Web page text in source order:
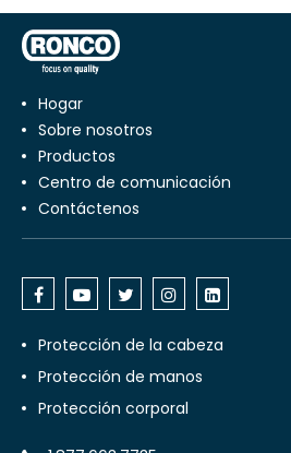
Hogar
Sobre nosotros
productos
centro de comunicación
Contáctenos
Protección de la cabeza
Protección de manos
Protección corporal